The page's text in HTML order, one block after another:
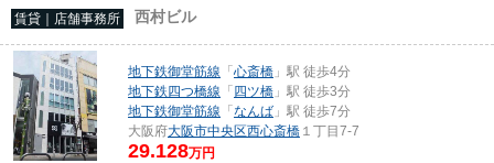
賃貸｜店舗事務所 西村ビル
地下鉄御堂筋線 「心斎橋 」駅 徒歩4分
地下鉄四つ橋線 「四ツ橋 」駅 徒歩3分
地下鉄御堂筋線 「なんば 」駅 徒歩7分
大阪府大阪市中央区西心斎橋 １丁目7-7
29.128万円